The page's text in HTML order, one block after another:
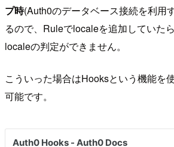
プ時(Auth0のデータベース接続を利用
るので、Ruleでlocaleを追加していた
localeの判定ができません。
こういった場合はHooksという機能を
可能です。